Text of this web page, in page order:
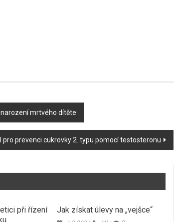
mrtvého dítěte
prevenci cukrovky 2. typu pomocí testosteronu
při řízení
Jak získat úlevy na „vejšce“